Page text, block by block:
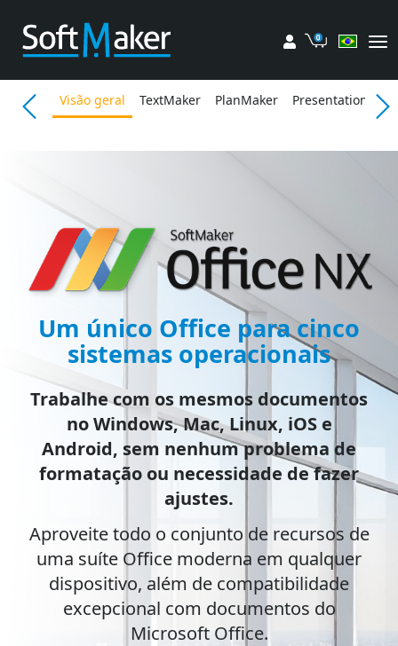
Minha conta
Carrinho
Visão geral TextMaker PlanMaker Presentations
Um único Office para cinco
sistemas operacionais
Trabalhe com os mesmos documentos
no Windows, Mac, Linux, iOS e
Android, sem nenhum problema de
formatação ou necessidade de fazer
ajustes.
Aproveite todo o conjunto de recursos de
uma suíte Office moderna em qualquer
dispositivo, além de compatibilidade
excepcional com documentos do
Microsoft Office.